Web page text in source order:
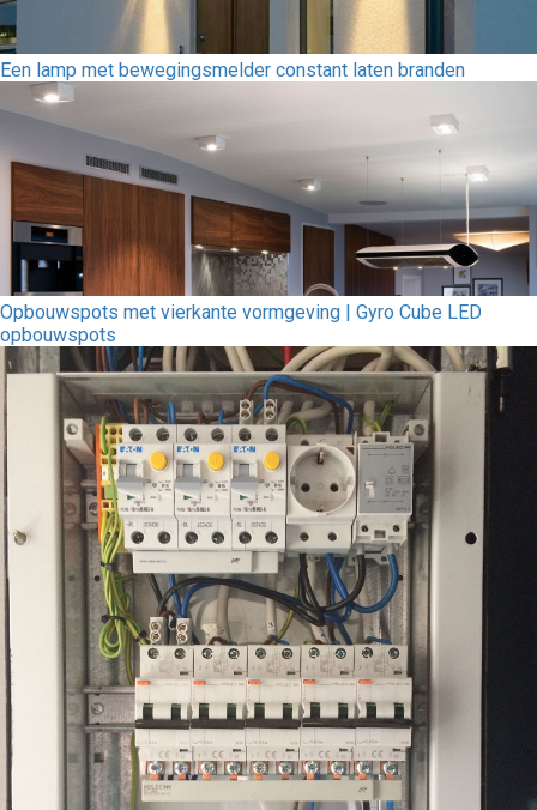
Een lamp met bewegingsmelder constant laten branden
Opbouwspots met vierkante vormgeving | Gyro Cube LED
opbouwspots